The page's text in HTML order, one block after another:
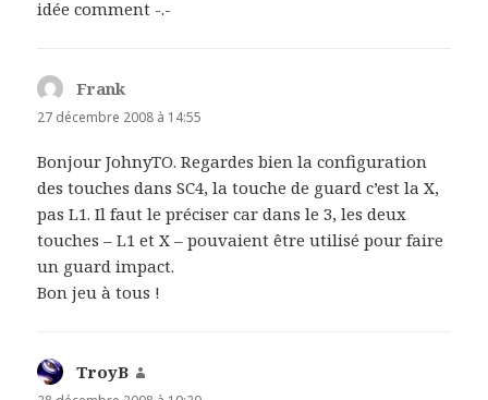
idée comment -.-
Frank
27 décembre 2008 à 14:55
Bonjour JohnyTO. Regardes bien la configuration
des touches dans SC4, la touche de guard c’est la X,
pas L1. Il faut le préciser car dans le 3, les deux
touches – L1 et X – pouvaient être utilisé pour faire
un guard impact.
Bon jeu à tous !
TroyB